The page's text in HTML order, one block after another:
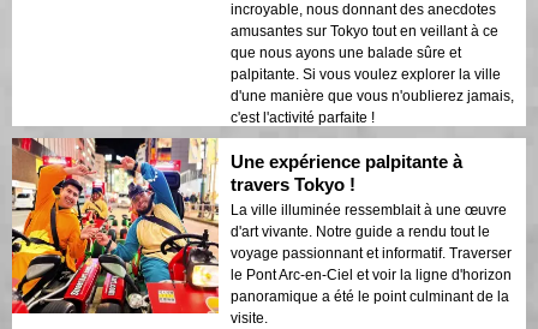
incroyable, nous donnant des anecdotes
amusantes sur Tokyo tout en veillant à ce
que nous ayons une balade sûre et
palpitante. Si vous voulez explorer la ville
d'une manière que vous n'oublierez jamais,
c'est l'activité parfaite !
Une expérience palpitante à
travers Tokyo !
La ville illuminée ressemblait à une œuvre
d'art vivante. Notre guide a rendu tout le
voyage passionnant et informatif. Traverser
le Pont Arc-en-Ciel et voir la ligne d'horizon
panoramique a été le point culminant de la
visite.